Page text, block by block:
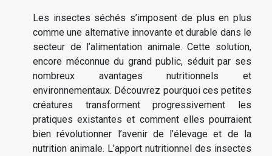
Les insectes séchés s’imposent de plus en plus
comme une alternative innovante et durable dans le
secteur de l’alimentation animale. Cette solution,
encore méconnue du grand public, séduit par ses
nombreux avantages nutritionnels et
environnementaux. Découvrez pourquoi ces petites
créatures transforment progressivement les
pratiques existantes et comment elles pourraient
bien révolutionner l’avenir de l’élevage et de la
nutrition animale. L’apport nutritionnel des insectes